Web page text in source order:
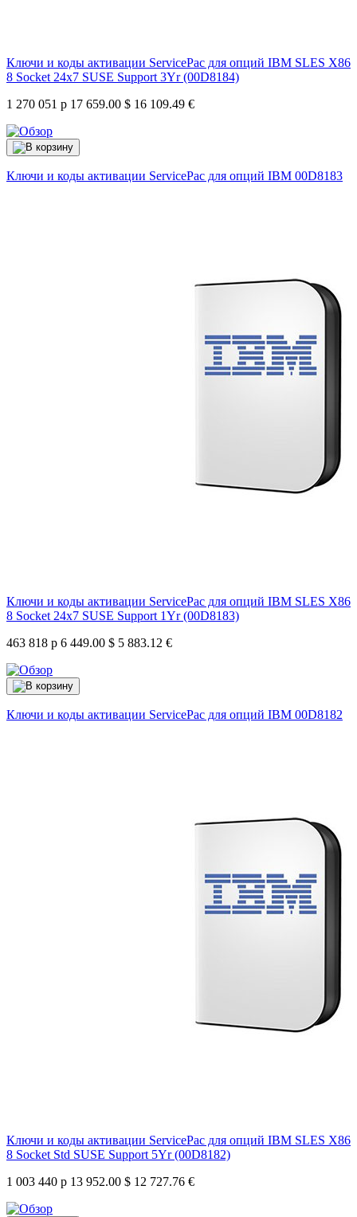
Ключи и коды активации ServicePac для опций IBM SLES X86
8 Socket 24x7 SUSE Support 3Yr (00D8184)
1 270 051 р 17 659.00 $ 16 109.49 €
Ключи и коды активации ServicePac для опций IBM 00D8183
Ключи и коды активации ServicePac для опций IBM SLES X86
8 Socket 24x7 SUSE Support 1Yr (00D8183)
463 818 р 6 449.00 $ 5 883.12 €
Ключи и коды активации ServicePac для опций IBM 00D8182
Ключи и коды активации ServicePac для опций IBM SLES X86
8 Socket Std SUSE Support 5Yr (00D8182)
1 003 440 р 13 952.00 $ 12 727.76 €